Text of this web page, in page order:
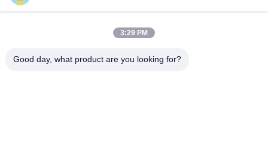
Η διεύθυνσή μας
3:29 PM
Good day, what product are you looking for?